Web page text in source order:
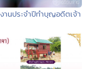
านประจำปีทำบุญอดีตเจ้า